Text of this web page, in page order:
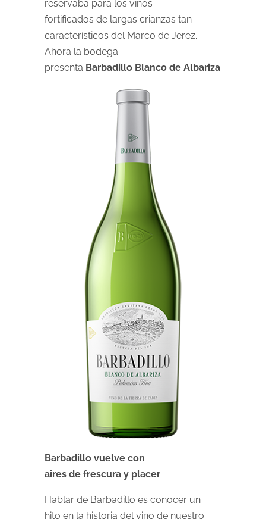
reservaba para los vinos
fortificados de largas crianzas tan
característicos del Marco de Jerez.
Ahora la bodega
presenta Barbadillo Blanco de Albariza.
Barbadillo vuelve con
aires de frescura y placer
Hablar de Barbadillo es conocer un
hito en la historia del vino de nuestro